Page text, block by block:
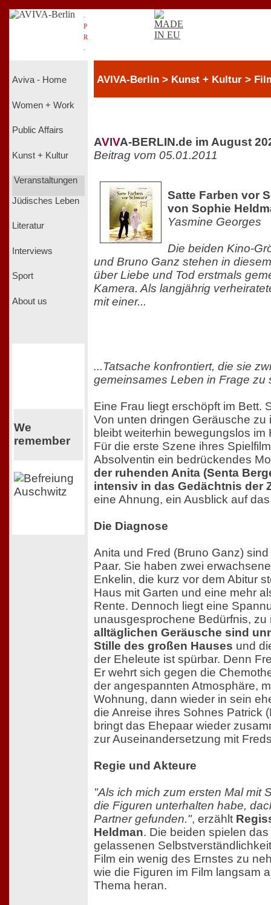
P
R
Aviva - Home
Women + Work
Public Affairs
Kunst + Kultur
Veranstaltungen
Jüdisches Leben
Literatur
Interviews
Sport
About us
We
remember
AVIVA-Berlin > Kunst + Kultur >
AVIVA-BERLIN.de im August
Beitrag vom 05.01.2011
Satte Farben vor
von Sophie
Yasmine Georges
Die beiden Kino-
und Bruno Ganz stehen in
über Liebe und Tod erstmals
Kamera. Als langjährig
mit einer...
...Tatsache konfrontiert, die sie
gemeinsames Leben in Frage zu
Eine Frau liegt erschöpft im Bett.
Von unten dringen Geräusche zu
bleibt weiterhin bewegungslos im
Für die erste Szene ihres
Absolventin ein bedrückendes
der ruhenden Anita (Senta
intensiv in das Gedächtnis der
eine Ahnung, ein Ausblick auf
Die Diagnose
Anita und Fred (Bruno Ganz)
Paar. Sie haben zwei
Enkelin, die kurz vor dem Abitur
Haus mit Garten und eine mehr
Rente. Dennoch liegt eine
unausgesprochene Bedürfnis,
alltäglichen Geräusche sind
Stille des großen Hauses und
der Eheleute ist spürbar. Denn
Er wehrt sich gegen die
der angespannten Atmosphäre,
Wohnung, dann wieder in sein
die Anreise ihres Sohnes Patrick
bringt das Ehepaar wieder
zur Auseinandersetzung mit
Regie und Akteure
"Als ich mich zum ersten Mal mit
die Figuren unterhalten habe,
Partner gefunden.", erzählt
Heldman. Die beiden spielen
gelassenen
Film ein wenig des Ernstes zu
wie die Figuren im Film langsam
Thema heran.